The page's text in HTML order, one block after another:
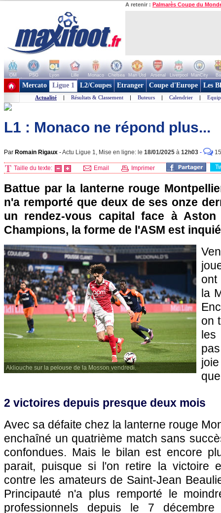
A retenir : Palmarès Coupe du
OM PSG Lyon Lille Monaco Chelsea Man Utd Arsenal Liverpool ManCity
+ de clubs
Mercato Ligue 1 L2/Coupes Etranger Coupe d'Europe Les
Actualité | Résultats & Classement | Buteurs | Calendrier |
L1 : Monaco ne répond plus...
Par Romain Rigaux -Actu Ligue 1, Mise en ligne: le 18/01/2025 à 12h03 - 15
Taille du texte: Email Imprimer
Battue par la lanterne rouge
n'a remporté que deux de ses onze
un rendez-vous capital face à
Champions, la forme de l'ASM est
Akliouche sur la pelouse de la Mosson vendredi.
la
on
les
2 victoires depuis presque deux mois
Avec sa défaite chez la lanterne rouge
enchaîné un quatrième match sans
confondues. Mais le bilan est encore
parait, puisque si l'on retire la victoire
contre les amateurs de Saint-Jean
Principauté n'a plus remporté le
professionnels depuis le 7